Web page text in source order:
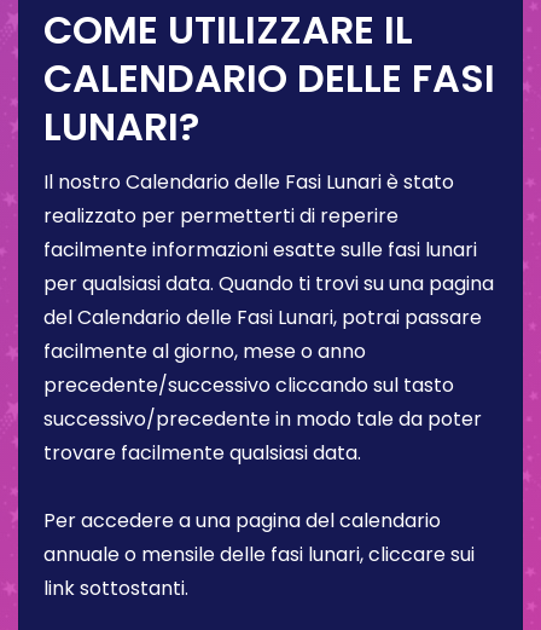
COME UTILIZZARE IL
CALENDARIO DELLE FASI
LUNARI?
Il nostro Calendario delle Fasi Lunari è stato
realizzato per permetterti di reperire
facilmente informazioni esatte sulle fasi lunari
per qualsiasi data. Quando ti trovi su una pagina
del Calendario delle Fasi Lunari, potrai passare
facilmente al giorno, mese o anno
precedente/successivo cliccando sul tasto
successivo/precedente in modo tale da poter
trovare facilmente qualsiasi data.
Per accedere a una pagina del calendario
annuale o mensile delle fasi lunari, cliccare sui
link sottostanti.